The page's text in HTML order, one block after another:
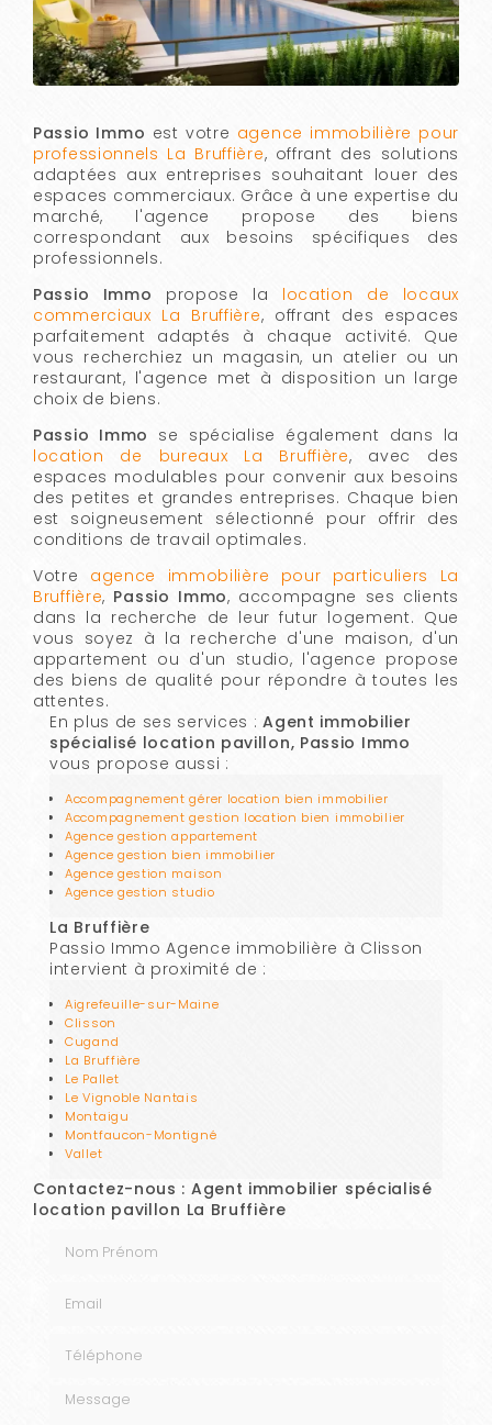
Passio Immo est votre agence immobilière pour
professionnels La Bruffière, offrant des solutions
adaptées aux entreprises souhaitant louer des
espaces commerciaux. Grâce à une expertise du
marché, l'agence propose des biens
correspondant aux besoins spécifiques des
professionnels.
Passio Immo propose la location de locaux
commerciaux La Bruffière, offrant des espaces
parfaitement adaptés à chaque activité. Que
vous recherchiez un magasin, un atelier ou un
restaurant, l'agence met à disposition un large
choix de biens.
Passio Immo se spécialise également dans la
location de bureaux La Bruffière, avec des
espaces modulables pour convenir aux besoins
des petites et grandes entreprises. Chaque bien
est soigneusement sélectionné pour offrir des
conditions de travail optimales.
Votre agence immobilière pour particuliers La
Bruffière, Passio Immo, accompagne ses clients
dans la recherche de leur futur logement. Que
vous soyez à la recherche d'une maison, d'un
appartement ou d'un studio, l'agence propose
des biens de qualité pour répondre à toutes les
attentes.
En plus de ses services :Agent immobilier
spécialisé location pavillon, Passio Immo
vous propose aussi :
Accompagnement gérer location bien immobilier
Accompagnement gestion location bien immobilier
Agence gestion appartement
Agence gestion bien immobilier
Agence gestion maison
Agence gestion studio
La Bruffière
Passio Immo Agence immobilière à Clisson
intervient à proximité de :
Aigrefeuille-sur-Maine
Clisson
Cugand
La Bruffière
Le Pallet
Le Vignoble Nantais
Montaigu
Montfaucon-Montigné
Vallet
Contactez-nous : Agent immobilier spécialisé
location pavillon La Bruffière
Message